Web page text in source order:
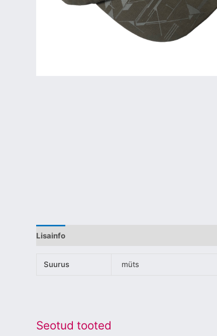
Lisainfo
Suurus müts
Seotud tooted